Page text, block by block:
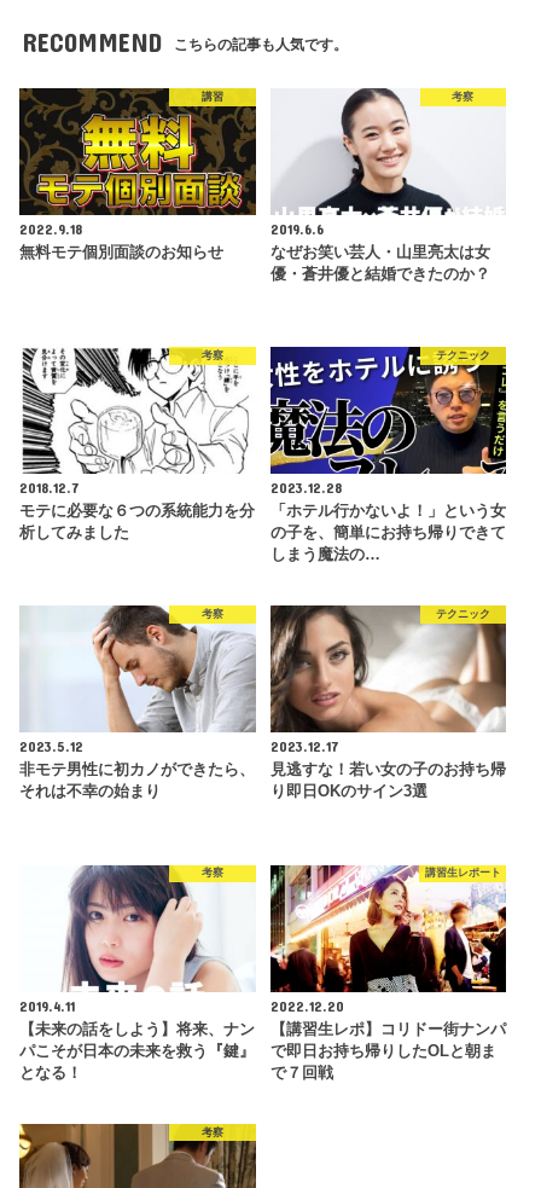
RECOMMEND こちらの記事も人気です。
講習
2022.9.18
無料モテ個別面談のお知らせ
考察
2019.6.6
なぜお笑い芸人・山里亮太は女
優・蒼井優と結婚できたのか？
考察
2018.12.7
モテに必要な６つの系統能力を分
析してみました
テクニック
2023.12.28
「ホテル行かないよ！」という女
の子を、簡単にお持ち帰りできて
しまう魔法の…
考察
2023.5.12
非モテ男性に初カノができたら、
それは不幸の始まり
テクニック
2023.12.17
見逃すな！若い女の子のお持ち帰
り即日OKのサイン3選
考察
2019.4.11
【未来の話をしよう】将来、ナン
パこそが日本の未来を救う『鍵』
となる！
講習生レポート
2022.12.20
【講習生レポ】コリドー街ナンパ
で即日お持ち帰りしたOLと朝ま
で７回戦
考察